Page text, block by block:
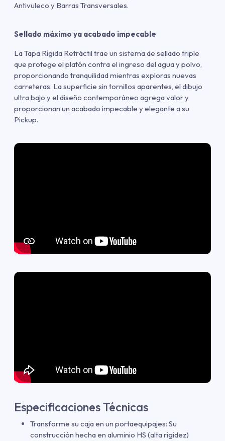
Antivuleco y Barras Transversales.
Sellado máximo ya acabado impecable
La Tapa Rígida Retráctil trae un sistema de sellado triple
que protege el platón contra el ingreso del agua y polvo,
proporcionando tranquilidad mientras exploras nuevas
carreteras. La superficie sin tornillos aparentes, el dibujo
ultra bajo y el diseño contemporáneo agrega valor y
proporcionan un acabado impecable y elegante a su
Pickup.
Especificaciones Técnicas
Transforme su caja en un portaequipajes: Su
construcción hecha en aluminio HS (alta rigidez)